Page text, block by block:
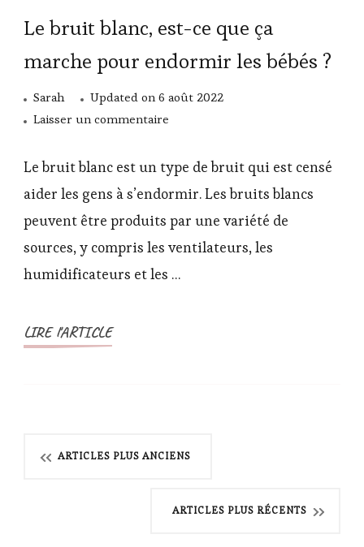
Le bruit blanc, est-ce que ça
marche pour endormir les bébés ?
Sarah Updated on 6 août 2022
Laisser un commentaire
bruit
ce
que
Le bruit blanc est un type de bruit qui est censé
aider les gens à s’endormir. Les bruits blancs
peuvent être produits par une variété de
sources, y compris les ventilateurs, les
humidificateurs et les …
LIRE l'ARTICLE
Navigation
ARTICLES PLUS ANCIENS
ARTICLES PLUS RÉCENTS